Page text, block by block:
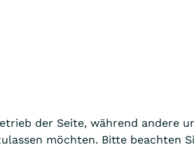
der Seite, während andere
möchten. Bitte beachten